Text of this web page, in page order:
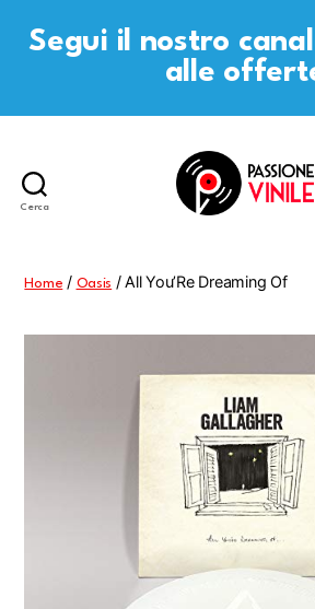
Segui il nostro
alle
Cerca
Home / Oasis / All You’Re Dreaming Of